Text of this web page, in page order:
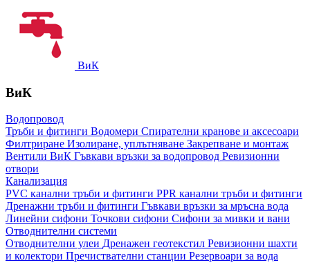
ВиК
ВиК
Водопровод
Тръби и фитинги Водомери Спирателни кранове и аксесоари
Филтриране Изолиране, уплътняване Закрепване и монтаж
Вентили ВиК Гъвкави връзки за водопровод Ревизионни
отвори
Канализация
PVC канални тръби и фитинги PPR канални тръби и фитинги
Дренажни тръби и фитинги Гъвкави връзки за мръсна вода
Линейни сифони Точкови сифони Сифони за мивки и вани
Отводнителни системи
Отводнителни улеи Дренажен геотекстил Ревизионни шахти
и колектори Пречиствателни станции Резервоари за вода